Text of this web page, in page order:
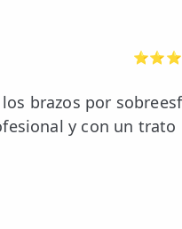
brazos por
y con un trato